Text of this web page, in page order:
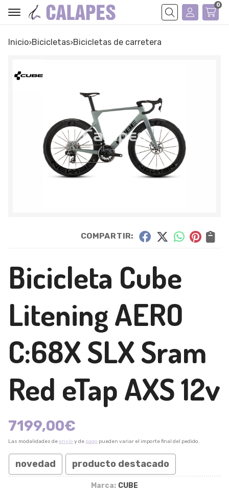
Buscar
0
Inicio bicicletas bicicletas de carretera
COMPARTIR:
Bicicleta Cube
Litening AERO
C:68X SLX Sram
Red eTap AXS 12v
7199,00€
Las modalidades de envío y de pago pueden variar el importe final del pedido.
novedad producto destacado
Marca: CUBE